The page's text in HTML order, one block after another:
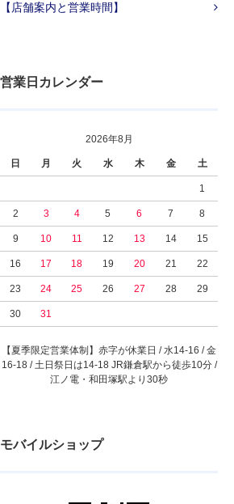
【店舗案内と営業時間】
営業日カレンダー
2026年8月
日 月 火 水 木 金 土
1
2 3 4 5 6 7 8
9 10 11 12 13 14 15
16 17 18 19 20 21 22
23 24 25 26 27 28 29
30 31
【夏季限定営業体制】赤字が休業日 / 水14-16 / 金
16-18 / 土日祭日は14-18 JR鎌倉駅から徒歩10分 /
江ノ電・和田塚駅より30秒
モバイルショップ